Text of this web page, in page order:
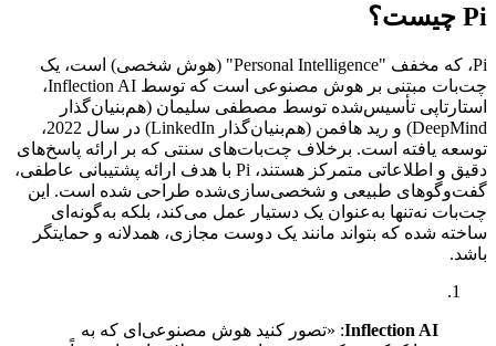
Pi چیست؟
Pi، که مخفف "Personal Intelligence" (هوش شخصی) است، یک
چت‌بات مبتنی بر هوش مصنوعی است که توسط Inflection AI،
استارتاپی تأسیس‌شده توسط مصطفی سلیمان (هم‌بنیان‌گذار
DeepMind) و رید هافمن (هم‌بنیان‌گذار LinkedIn) در سال 2022،
توسعه یافته است. برخلاف چت‌بات‌های سنتی که بر ارائه پاسخ‌های
دقیق و اطلاعاتی متمرکز هستند، Pi با هدف ارائه پشتیبانی عاطفی،
گفت‌وگوهای طبیعی و شخصی‌سازی‌شده طراحی شده است. این
چت‌بات نه‌تنها به‌عنوان یک دستیار عمل می‌کند، بلکه به‌گونه‌ای
ساخته شده که بتواند مانند یک دوست مجازی، همدلانه و حمایتگر
باشد.
: «تصور کنید هوش مصنوعی‌ای که به